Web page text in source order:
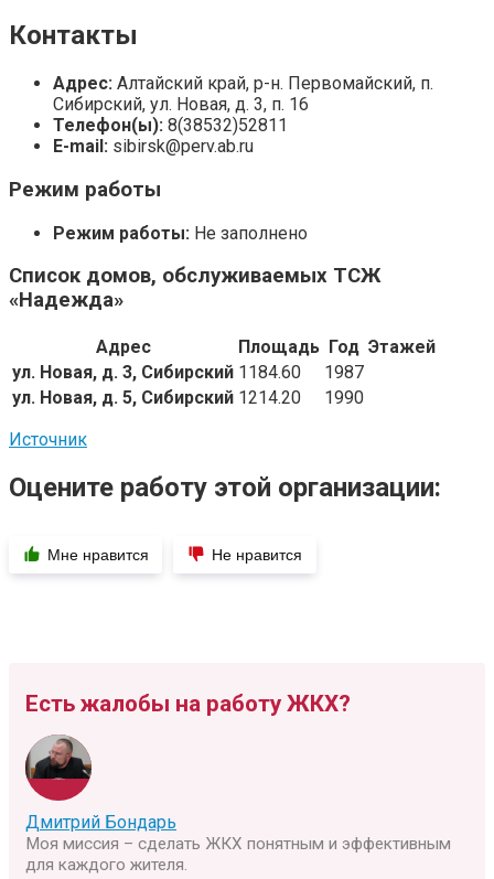
Контакты
Адрес: Алтайский край, р-н. Первомайский, п.
Сибирский, ул. Новая, д. 3, п. 16
Телефон(ы): 8(38532)52811
E-mail: sibirsk@perv.ab.ru
Режим работы
Режим работы: Не заполнено
Список домов, обслуживаемых ТСЖ
«Надежда»
Адрес Площадь Год Этажей
ул. Новая, д. 3, Сибирский 1184.60
1987
ул. Новая, д. 5, Сибирский 1214.20
1990
Источник
Оцените работу этой организации:
Мне нравится Не нравится
Есть жалобы на работу ЖКХ?
Дмитрий Бондарь
Моя миссия – сделать ЖКХ понятным и эффективным
для каждого жителя.